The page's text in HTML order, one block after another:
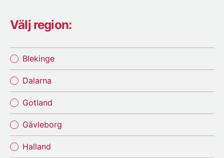
Välj region:
Blekinge
Dalarna
Gotland
Gävleborg
Halland